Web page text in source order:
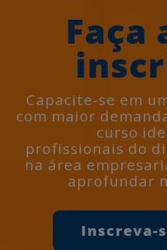
Faça
Capacite-se em
com maior
curso
profissionais do
na área
aprofundar
Inscreva-